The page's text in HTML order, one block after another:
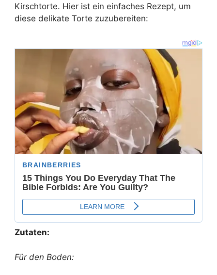
Kirschtorte. Hier ist ein einfaches Rezept, um
diese delikate Torte zuzubereiten:
Zutaten:
Für den Boden: